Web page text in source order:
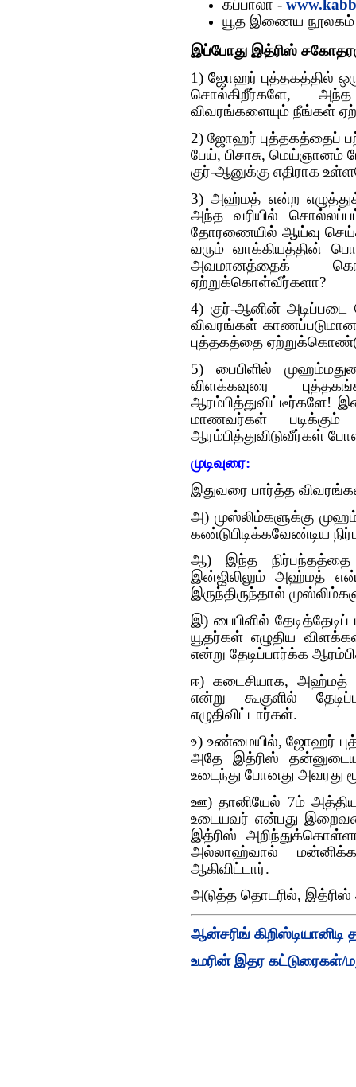
கப்பாலா -
யூத இணைய
இப்போது இத்ரிஸ்
1) ஜோஹர் புத்தகத்தில்
சொல்கிறீர்களே,
விவரங்களையும் நீங்கள்
2) ஜோஹர் புத்தகத்தைப்
பேய், பிசாசு,
குர்-ஆனுக்கு எதிராக
3) அஹ்மத் என்ற
அந்த வரியில்
தோரணையில் ஆய்வு
வரும் வாக்கியத்தின்
அவமானத்தைக்
ஏற்றுக்கொள்வீர்களா?
4) குர்-ஆனின்
விவரங்கள்
புத்தகத்தை
5) பைபிளில்
விளக்கவுரை
ஆரம்பித்துவிட்டீர்களே!
மாணவர்கள் படிக்கும்
ஆரம்பித்துவிடுவீர்கள்
முடிவுரை:
இதுவரை பார்த்த
அ) முஸ்லிம்களுக்கு
கண்டுபிடிக்கவேண்டிய
ஆ) இந்த நிர்பந்தத்தை
இன்ஜிலிலும் அஹ்மத்
இருந்திருந்தால்
இ) பைபிளில்
யூதர்கள் எழுதிய
என்று தேடிப்பார்க்க
ஈ) கடைசியாக, அஹ்மத்
என்று கூகுளில்
எழுதிவிட்டார்கள்.
உ) உண்மையில், ஜோஹர்
அதே இத்ரிஸ் தன்னுடைய
உடைந்து போனது அவரது
ஊ) தானியேல் 7ம்
உடையவர் என்பது
இத்ரிஸ்
அல்லாஹ்வால்
ஆகிவிட்டார்.
அடுத்த தொடரில்,
ஆன்சரிங் கிறிஸ்டியானிடி
உமரின் இதர கட்டுரைகள்/